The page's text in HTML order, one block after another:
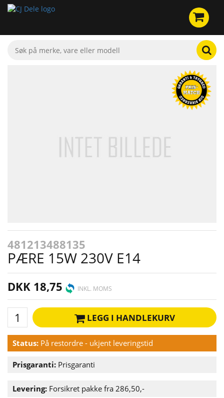
481213488135
PÆRE 15W 230V E14
DKK 18,75 INKL. MOMS
LEGG I HANDLEKURV
Status: På restordre - ukjent leveringstid
Prisgaranti: Prisgaranti
Levering: Forsikret pakke fra 286,50,-